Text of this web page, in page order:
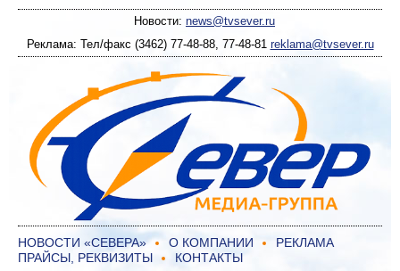
Новости: news@tvsever.ru
Реклама: Тел/факс (3462) 77-48-88, 77-48-81 reklama@tvsever.ru
НОВОСТИ «СЕВЕРА» О КОМПАНИИ
РЕКЛАМА
ПРАЙСЫ, РЕКВИЗИТЫ
КОНТАКТЫ